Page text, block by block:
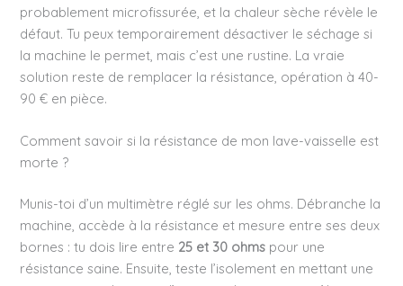
probablement microfissurée, et la chaleur sèche révèle le
défaut. Tu peux temporairement désactiver le séchage si
la machine le permet, mais c’est une rustine. La vraie
solution reste de remplacer la résistance, opération à 40-
90 € en pièce.
Comment savoir si la résistance de mon lave-vaisselle est
morte ?
Munis-toi d’un multimètre réglé sur les ohms. Débranche la
machine, accède à la résistance et mesure entre ses deux
bornes : tu dois lire entre 25 et 30 ohms pour une
résistance saine. Ensuite, teste l’isolement en mettant une